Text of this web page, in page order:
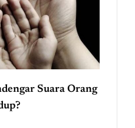
Suara Orang